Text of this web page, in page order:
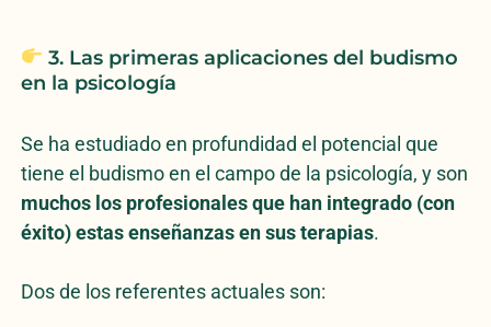
3. Las primeras aplicaciones del budismo
en la psicología
Se ha estudiado en profundidad el potencial que
tiene el budismo en el campo de la psicología, y son
muchos los profesionales que han integrado (con
éxito) estas enseñanzas en sus terapias.
Dos de los referentes actuales son: